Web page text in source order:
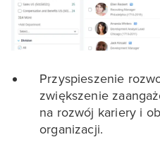
Przyspieszenie
zwiększenie
na rozwój kariery i
organizacji.